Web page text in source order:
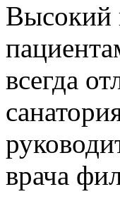
Высокий
всегда
врача